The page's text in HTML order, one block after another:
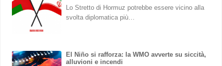
Lo Stretto di Hormuz potrebbe essere vicino alla
svolta diplomatica più…
El Niño si rafforza: la WMO avverte su siccità,
alluvioni e incendi